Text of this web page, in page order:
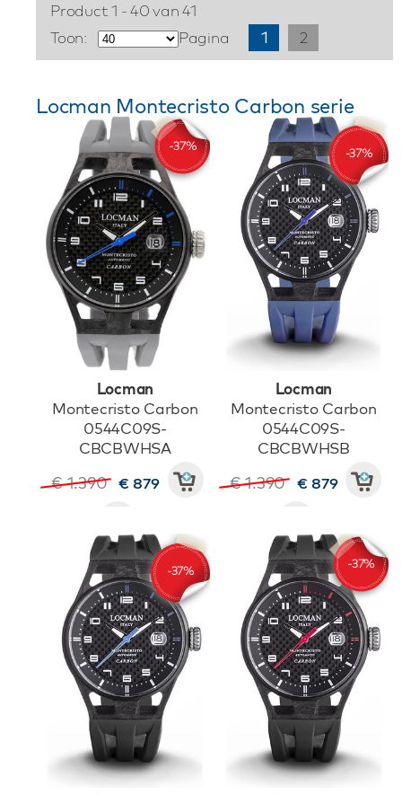
Product 1 - 40 van 41
Toon:
Pagina 1 2
Locman Montecristo Carbon serie
Locman
Montecristo Carbon
0544C09S-
CBCBWHSA
€ 1.390 € 879
Locman
Montecristo Carbon
0544C09S-
CBCBWHSB
€ 1.390 € 879